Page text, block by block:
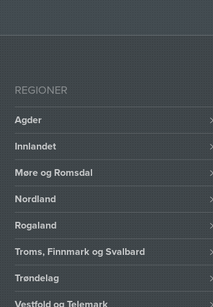
REGIONER
Agder
Innlandet
Møre og Romsdal
Nordland
Rogaland
Troms, Finnmark og Svalbard
Trøndelag